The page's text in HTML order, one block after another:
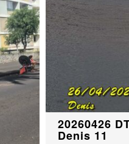
20260426
Denis 11